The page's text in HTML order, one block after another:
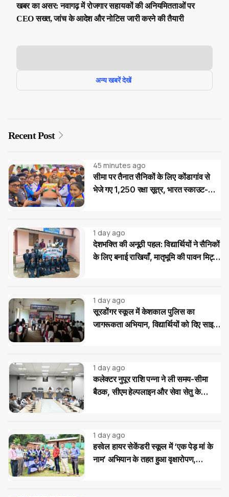
खबर का असर: नवागढ़ में रोजगार सहायकों की अनियमितताओं पर
CEO सख्त, जांच के आदेश और नोटिस जारी करने की तैयारी
अन्य खबरें देखें
Recent Post
45 minutes ago
सीमा पर तैनात सैनिकों के लिए कोंडागांव से
भेजे गए 1,250 रक्षा सूत्र, भारत स्काउट-
1 day ago
देशभक्ति की अनूठी पहल: विद्यार्थियों ने सैनिकों
के लिए बनाई राखियाँ, मातृभूमि की पावन मिट्टी
1 day ago
सूरडोंगर स्कूल में केशकाल पुलिस का
जागरूकता अभियान, विद्यार्थियों को दिए साइबर
1 day ago
कलेक्टर नुपूर राशि पन्ना ने ली समय-सीमा
बैठक, सीएम हेल्पलाइन और सेवा सेतु के
1 day ago
हरवेल हायर सेकेंडरी स्कूल में ‘एक पेड़ मां के
नाम’ अभियान के तहत हुआ वृक्षारोपण,